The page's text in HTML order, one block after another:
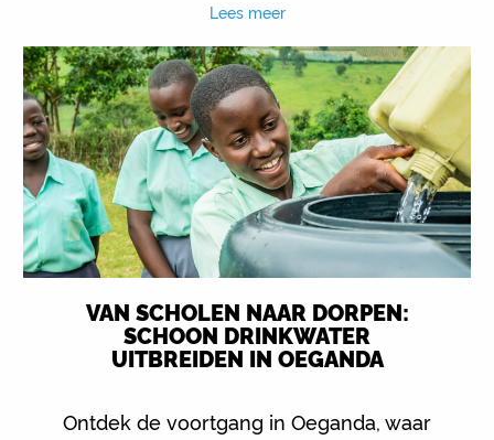
Lees meer
VAN SCHOLEN NAAR DORPEN:
SCHOON DRINKWATER
UITBREIDEN IN OEGANDA
Ontdek de voortgang in Oeganda, waar